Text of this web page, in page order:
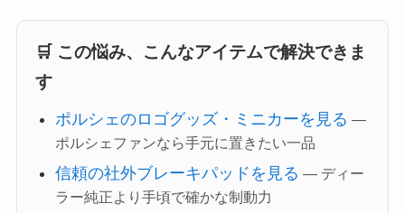
🛒 この悩み、こんなアイテムで解決できま
す
ポルシェのロゴグッズ・ミニカーを見る —
ポルシェファンなら手元に置きたい一品
信頼の社外ブレーキパッドを見る — ディー
ラー純正より手頃で確かな制動力